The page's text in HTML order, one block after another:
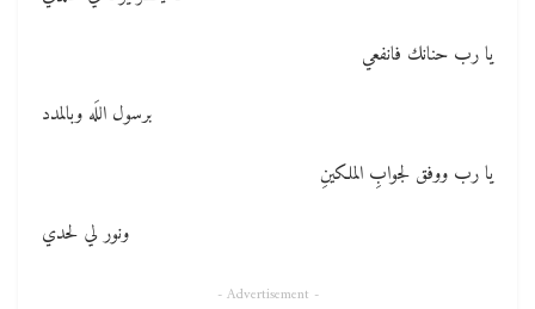
يا رب حنانك فانفعي
برسول اللَه وبالمدد
يا رب ووفق لجوابِ الملكينِ
ونور لي لحدي
- Advertisement -